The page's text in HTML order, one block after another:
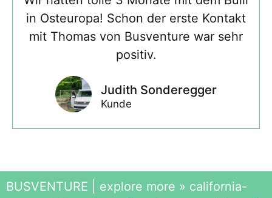
in Osteuropa! Schon der erste Kontakt
mit Thomas von Busventure war sehr
positiv.
Judith Sonderegger
Kunde
BUSVENTURE | explore more » california-